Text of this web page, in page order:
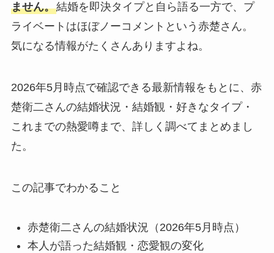
ません。結婚を即決タイプと自ら語る一方で、プ
ライベートはほぼノーコメントという赤楚さん。
気になる情報がたくさんありますよね。
2026年5月時点で確認できる最新情報をもとに、赤
楚衛二さんの結婚状況・結婚観・好きなタイプ・
これまでの熱愛噂まで、詳しく調べてまとめまし
た。
この記事でわかること
赤楚衛二さんの結婚状況（2026年5月時点）
本人が語った結婚観・恋愛観の変化